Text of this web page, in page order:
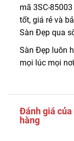
mã 3SC-
tốt, giá rẻ và
Sàn Đẹp qua
Sàn Đẹp luôn
mọi lúc mọi
Đánh giá
hàng